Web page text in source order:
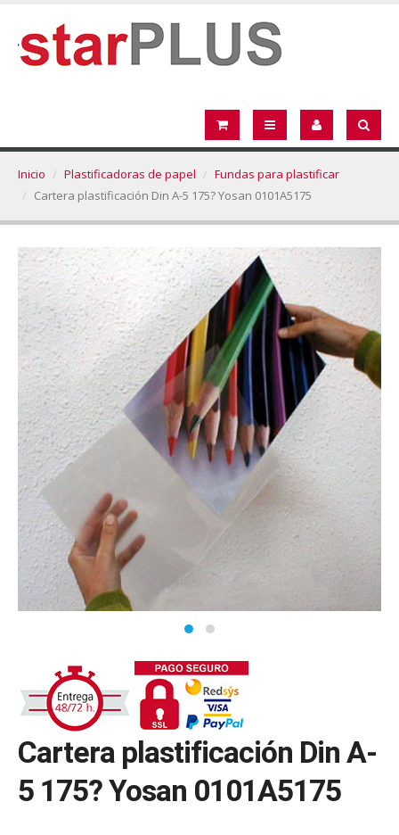
Inicio Plastificadoras de papel
Fundas para plastificar
Cartera plastificación Din A-5 175? Yosan 0101A5175
Cartera plastificación Din A-
5 175? Yosan 0101A5175